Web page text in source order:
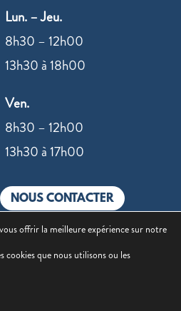
Lun. – Jeu.
8h30 – 12h00
13h30 à 18h00
Ven.
8h30 – 12h00
13h30 à 17h00
NOUS CONTACTER
légales
offrir la meilleure expérience sur notre
cookies que nous utilisons ou les